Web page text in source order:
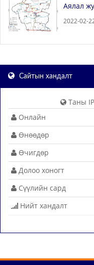
Аялал
2022-02-
Сайтын хандалт
Таны IP
Онлайн
Өнөөдөр
Өчигдөр
Долоо хоногт
Сүүлийн сард
Нийт хандалт